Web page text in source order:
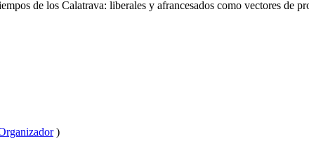
de los Calatrava: liberales y afrancesados como vectores de
)